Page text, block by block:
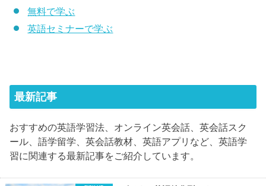
無料で学ぶ
英語セミナーで学ぶ
最新記事
おすすめの英語学習法、オンライン英会話、英会話スク
ール、語学留学、英会話教材、英語アプリなど、英語学
習に関連する最新記事をご紹介しています。